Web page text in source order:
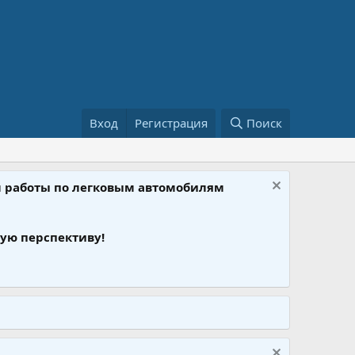
Вход Регистрация Поиск
работы по легковым автомобилям
перспективу!